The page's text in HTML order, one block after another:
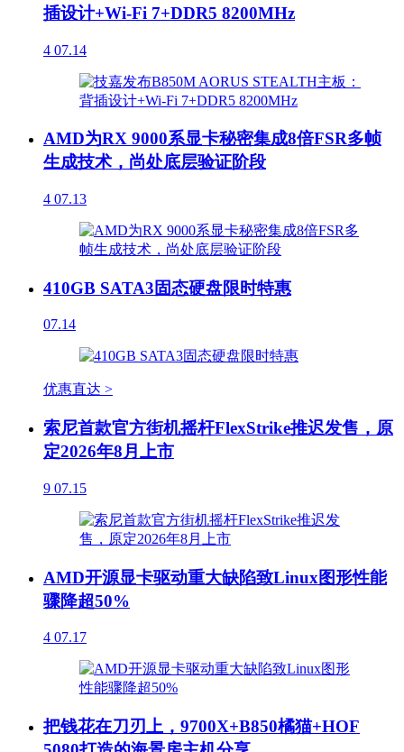
插设计+Wi-Fi 7+DDR5 8200MHz
4 07.14
AMD为RX 9000系显卡秘密集成8倍FSR多帧
生成技术，尚处底层验证阶段
4 07.13
410GB SATA3固态硬盘限时特惠
07.14
优惠直达 >
索尼首款官方街机摇杆FlexStrike推迟发售，原
定2026年8月上市
9 07.15
AMD开源显卡驱动重大缺陷致Linux图形性能
骤降超50%
4 07.17
把钱花在刀刃上，9700X+B850橘猫+HOF